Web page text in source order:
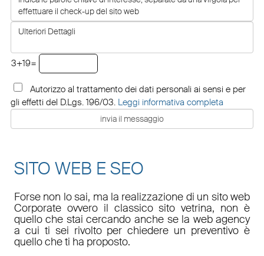
3+19=
Autorizzo al trattamento dei dati personali ai sensi e per
gli effetti del D.Lgs. 196/03. Leggi informativa completa
SITO WEB E SEO
Forse non lo sai, ma la realizzazione di un sito web
Corporate ovvero il classico sito vetrina, non è
quello che stai cercando anche se la web agency
a cui ti sei rivolto per chiedere un preventivo è
quello che ti ha proposto.